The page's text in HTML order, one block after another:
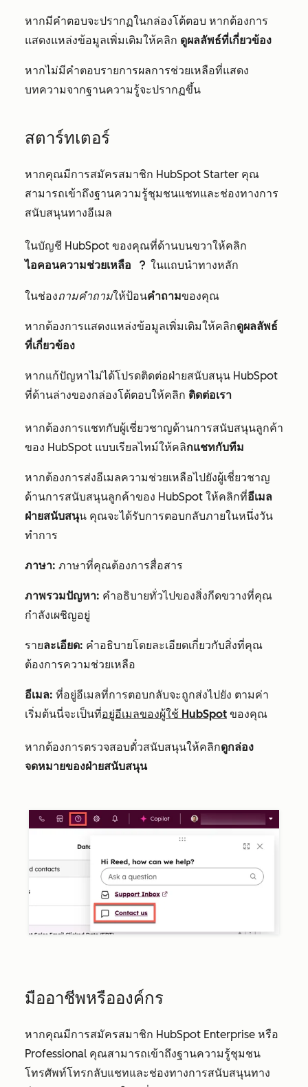
หากมีคำตอบจะปรากฏในกล่องโต้ตอบ หากต้องการ
แสดงแหล่งข้อมูลเพิ่มเติมให้คลิก ดูผลลัพธ์ที่เกี่ยวข้อง
หากไม่มีคำตอบรายการผลการช่วยเหลือที่แสดง
บทความจากฐานความรู้จะปรากฏขึ้น
สตาร์ทเตอร์
หากคุณมีการสมัครสมาชิก HubSpot Starter คุณ
สามารถเข้าถึงฐานความรู้ชุมชนแชทและช่องทางการ
สนับสนุนทางอีเมล
ในบัญชี HubSpot ของคุณที่ด้านบนขวาให้คลิก
ไอคอนความช่วยเหลือ
question ในแถบนำทางหลัก
ในช่องถามคำถามให้ป้อนคำถามของคุณ
หากต้องการแสดงแหล่งข้อมูลเพิ่มเติมให้คลิกดูผลลัพธ์
ที่เกี่ยวข้อง
หากแก้ปัญหาไม่ได้โปรดติดต่อฝ่ายสนับสนุน HubSpot
ที่ด้านล่างของกล่องโต้ตอบให้คลิก ติดต่อเรา
หากต้องการแชทกับผู้เชี่ยวชาญด้านการสนับสนุนลูกค้า
ของ HubSpot แบบเรียลไทม์ให้คลิกแชทกับทีม
หากต้องการส่งอีเมลความช่วยเหลือไปยังผู้เชี่ยวชาญ
ด้านการสนับสนุนลูกค้าของ HubSpot ให้คลิกที่อีเมล
ฝ่ายสนับสนุน คุณจะได้รับการตอบกลับภายในหนึ่งวัน
ทำการ
ภาษา: ภาษาที่คุณต้องการสื่อสาร
ภาพรวมปัญหา: คำอธิบายทั่วไปของสิ่งกีดขวางที่คุณ
กำลังเผชิญอยู่
รายละเอียด: คำอธิบายโดยละเอียดเกี่ยวกับสิ่งที่คุณ
ต้องการความช่วยเหลือ
อีเมล: ที่อยู่อีเมลที่การตอบกลับจะถูกส่งไปยัง ตามค่า
เริ่มต้นนี่จะเป็นที่อยู่อีเมลของผู้ใช้ HubSpot ของคุณ
หากต้องการตรวจสอบตั๋วสนับสนุนให้คลิกดูกล่อง
จดหมายของฝ่ายสนับสนุน
มืออาชีพหรือองค์กร
หากคุณมีการสมัครสมาชิก HubSpot Enterprise หรือ
Professional คุณสามารถเข้าถึงฐานความรู้ชุมชน
โทรศัพท์โทรกลับแชทและช่องทางการสนับสนุนทาง